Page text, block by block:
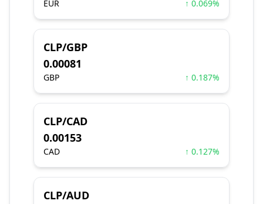
EUR ↑ 0.069%
CLP/GBP
0.00081
GBP ↑ 0.187%
CLP/CAD
0.00153
CAD ↑ 0.127%
CLP/AUD